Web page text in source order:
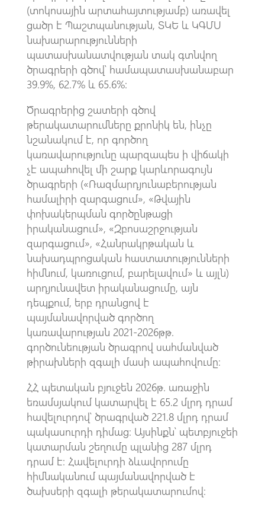
(տոկոսային արտահայտությամբ) առավել
ցածր է Պաշտպանության, ՏԿԵ և ԿԳՄՍ
նախարարությունների
պատասխանատվության տակ գտնվող
ծրագրերի գծով՝ համապատասխանաբար
39.9%, 62.7% և 65.6%:
Ծրագրերից շատերի գծով
թերակատարումները քրոնիկ են, ինչը
նշանակում է, որ գործող
կառավարությունը պարզապես ի վիճակի
չէ ապահովել մի շարք կարևորագույն
ծրագրերի («Ռազմարդյունաբերության
համալիրի զարգացում», «Թվային
փոխակերպման գործընթացի
իրականացում», «Զբոսաշրջության
զարգացում», «Հանրակրթական և
նախադպրոցական հաստատությունների
հիմնում, կառուցում, բարելավում» և այլն)
արդյունավետ իրականացումը, այն
դեպքում, երբ դրանցով է
պայմանավորված գործող
կառավարության 2021-2026թթ.
գործունեության ծրագրով սահմանված
թիրախների զգալի մասի ապահովումը։
ՀՀ պետական բյուջեն 2026թ. առաջին
եռամսյակում կատարվել է 65.2 մլրդ դրամ
հավելուրդով՝ ծրագրված 221.8 մլրդ դրամ
պակասուրդի դիմաց։ Այսինքն՝ պետբյուջեի
կատարման շեղումը պլանից 287 մլրդ
դրամ է։ Հավելուրդի ձևավորումը
հիմնականում պայմանավորված է
ծախսերի զգալի թերակատարումով։